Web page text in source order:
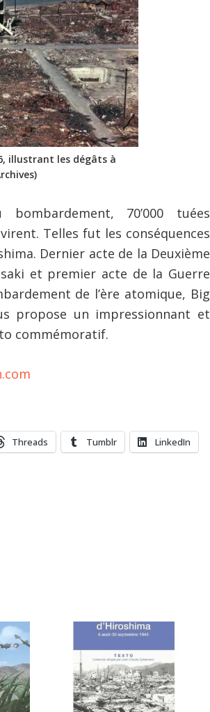
illustrant les dégâts à
70’000 tuées
Telles fut les conséquences
Dernier acte de la Deuxième
et premier acte de la Guerre
de l’ère atomique, Big
propose un impressionnant et
commémoratif.
Threads Tumblr LinkedIn